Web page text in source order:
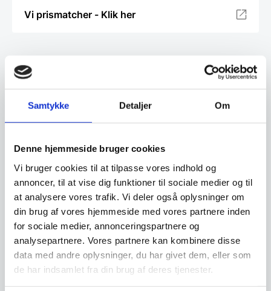
Samtykke Detaljer Om
Denne hjemmeside bruger cookies
Vi bruger cookies til at tilpasse vores indhold og
annoncer, til at vise dig funktioner til sociale medier og til
at analysere vores trafik. Vi deler også oplysninger om
din brug af vores hjemmeside med vores partnere inden
for sociale medier, annonceringspartnere og
analysepartnere. Vores partnere kan kombinere disse
data med andre oplysninger, du har givet dem, eller som
de har indsamlet fra din brug af deres tjenester.
Vi prismatcher - Klik her
Relaterede varer
Salattang, 2 størrelser fra
Hendi
Salattang fra Hendi - 2
varianterSalattang - 171752250
mm.Salattang - 171851300…
Fra 44,00 DKK
Dette
vare
Kagetang – Hendi
Denne kagetang fra Hendi er et
praktisk redskab til at håndtere
og servere…
55,00